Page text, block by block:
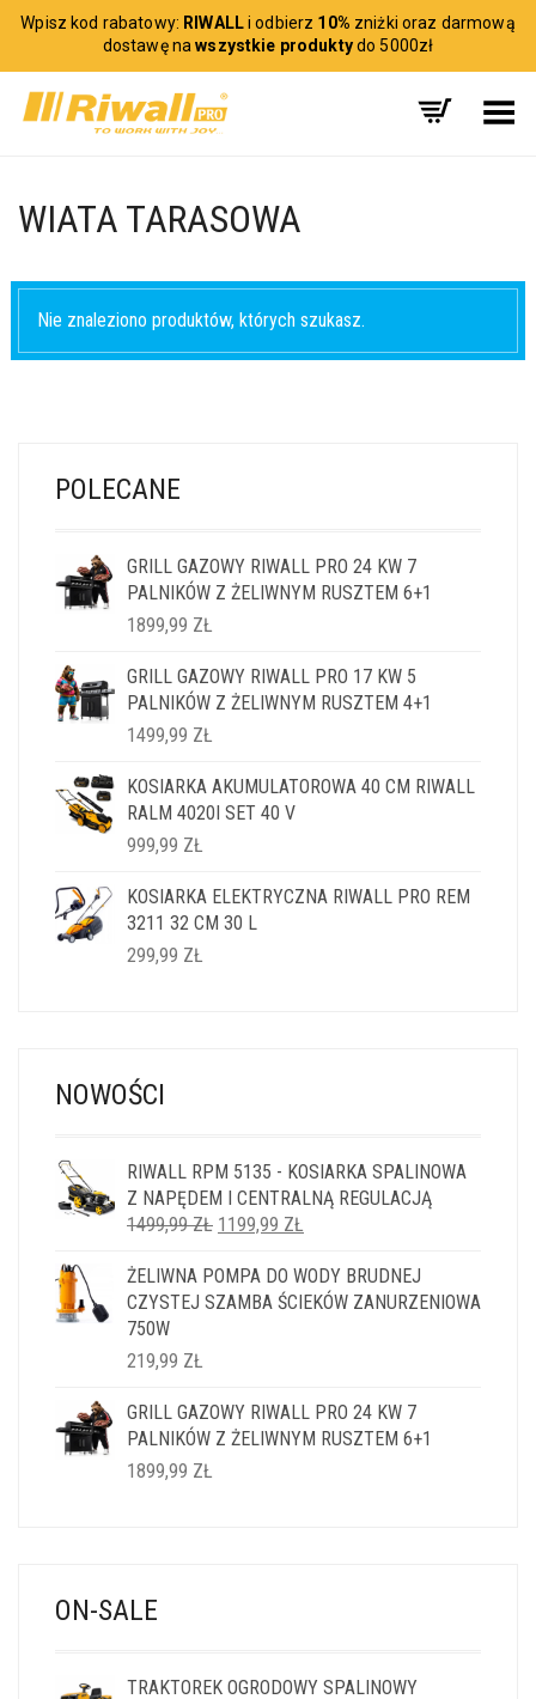
Wpisz kod rabatowy: RIWALLi odbierz 10% zniżki oraz darmową
dostawę nawszystkie produktydo 5000zł
Toggle Menu
WIATA TARASOWA
Nie znaleziono produktów, których szukasz.
POLECANE
GRILL GAZOWY RIWALL PRO 24 KW 7
PALNIKÓW Z ŻELIWNYM RUSZTEM 6+1
1899,99 ZŁ
GRILL GAZOWY RIWALL PRO 17 KW 5
PALNIKÓW Z ŻELIWNYM RUSZTEM 4+1
1499,99 ZŁ
KOSIARKA AKUMULATOROWA 40 CM RIWALL
RALM 4020I SET 40 V
999,99 ZŁ
KOSIARKA ELEKTRYCZNA RIWALL PRO REM
3211 32 CM 30 L
299,99 ZŁ
NOWOŚCI
RIWALL RPM 5135 - KOSIARKA SPALINOWA
Z NAPĘDEM I CENTRALNĄ REGULACJĄ
1499,99ZŁ PIERWOTNA
WYNOSIŁA:
1499,99 ZŁ.
1199,99 ZŁ
WYNOSI:
1199,99 ZŁ.
ŻELIWNA POMPA DO WODY BRUDNEJ
CZYSTEJ SZAMBA ŚCIEKÓW ZANURZENIOWA
750W
219,99 ZŁ
GRILL GAZOWY RIWALL PRO 24 KW 7
PALNIKÓW Z ŻELIWNYM RUSZTEM 6+1
1899,99 ZŁ
ON-SALE
TRAKTOREK OGRODOWY SPALINOWY